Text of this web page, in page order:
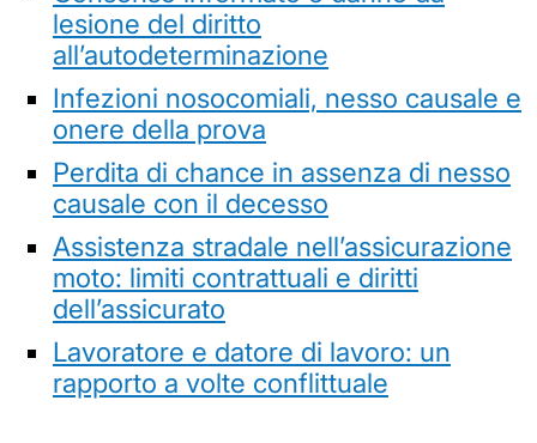
lesione del diritto
all’autodeterminazione
Infezioni nosocomiali, nesso causale e
onere della prova
Perdita di chance in assenza di nesso
causale con il decesso
Assistenza stradale nell’assicurazione
moto: limiti contrattuali e diritti
dell’assicurato
Lavoratore e datore di lavoro: un
rapporto a volte conflittuale